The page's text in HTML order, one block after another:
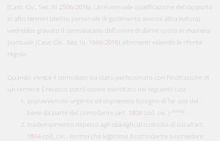
(Cass. Civ., Sez. III 2506/2016). Un'eventuale qualificazione del rapporto
in altri termini (diritto personale di godimento avente altra natura)
vedrebbe gravato il comodatario dell'onere di darne conto in maniera
puntuale (Cass. Civ., Sez. III, 1666/2016) altrimenti valendo le riferite
regole.
Quando invece il comodato sia stato perfezionato con l'indicazione di
un termine il recesso potrà essere esercitato nei seguenti casi:
sopravvenuto urgente ed imprevisto bisogno di far uso del
bene da parte del comodante (art. 1809 cod. civ. ) nota2 ;
inadempimento rispetto agli obblighi di custodia di cui all'art.
1804 cod. civ. , norma che legittima il comodante a richiedere